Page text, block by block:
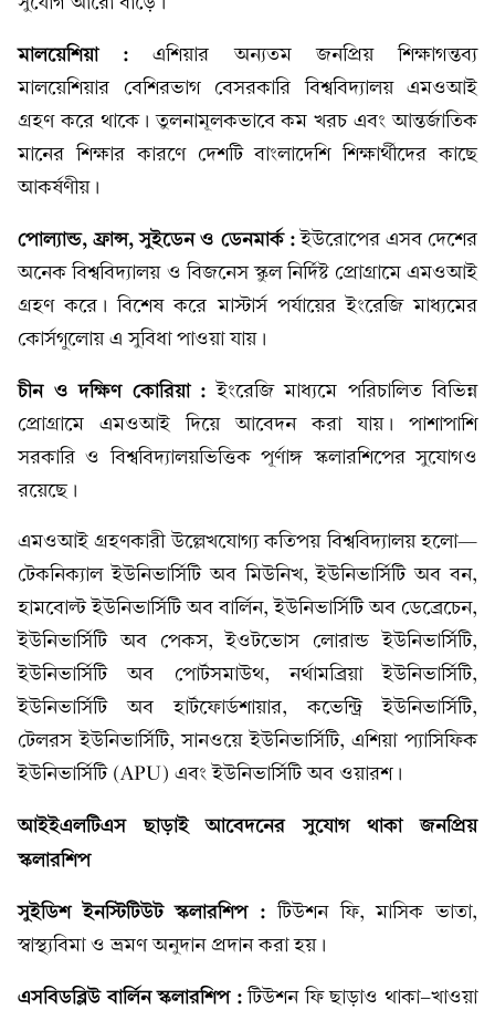
মালয়েশিয়া :এশিয়ার অন্যতম জনপ্রিয় শিক্ষাগন্তব্য
মালয়েশিয়ার বেশিরভাগ বেসরকারি বিশ্ববিদ্যালয় এমওআই
গ্রহণ করে থাকে। তুলনামূলকভাবে কম খরচ এবং আন্তর্জাতিক
মানের শিক্ষার কারণে দেশটি বাংলাদেশি শিক্ষার্থীদের কাছে
আকর্ষণীয়।
পোল্যান্ড, ফ্রান্স, সুইডেন ও ডেনমার্ক :ইউরোপের এসব দেশের
অনেক বিশ্ববিদ্যালয় ও বিজনেস স্কুল নির্দিষ্ট প্রোগ্রামে এমওআই
গ্রহণ করে। বিশেষ করে মাস্টার্স পর্যায়ের ইংরেজি মাধ্যমের
কোর্সগুলোয় এ সুবিধা পাওয়া যায়।
চীন ও দক্ষিণ কোরিয়া :ইংরেজি মাধ্যমে পরিচালিত বিভিন্ন
প্রোগ্রামে এমওআই দিয়ে আবেদন করা যায়। পাশাপাশি
সরকারি ও বিশ্ববিদ্যালয়ভিত্তিক পূর্ণাঙ্গ স্কলারশিপের সুযোগও
রয়েছে।
এমওআই গ্রহণকারী উল্লেখযোগ্য কতিপয় বিশ্ববিদ্যালয় হলো—
টেকনিক্যাল ইউনিভার্সিটি অব মিউনিখ, ইউনিভার্সিটি অব বন,
হামবোল্ট ইউনিভার্সিটি অব বার্লিন, ইউনিভার্সিটি অব ডেব্রেচেন,
ইউনিভার্সিটি অব পেকস, ইওটভোস লোরান্ড ইউনিভার্সিটি,
ইউনিভার্সিটি অব পোর্টসমাউথ, নর্থামব্রিয়া ইউনিভার্সিটি,
ইউনিভার্সিটি অব হার্টফোর্ডশায়ার, কভেন্ট্রি ইউনিভার্সিটি,
টেলরস ইউনিভার্সিটি, সানওয়ে ইউনিভার্সিটি, এশিয়া প্যাসিফিক
ইউনিভার্সিটি (APU) এবং ইউনিভার্সিটি অব ওয়ারশ।
আইইএলটিএস ছাড়াই আবেদনের সুযোগ থাকা জনপ্রিয়
স্কলারশিপ
সুইডিশ ইনস্টিটিউট স্কলারশিপ :টিউশন ফি, মাসিক ভাতা,
স্বাস্থ্যবিমা ও ভ্রমণ অনুদান প্রদান করা হয়।
এসবিডব্লিউ বার্লিন স্কলারশিপ :টিউশন ফি ছাড়াও থাকা-খাওয়া